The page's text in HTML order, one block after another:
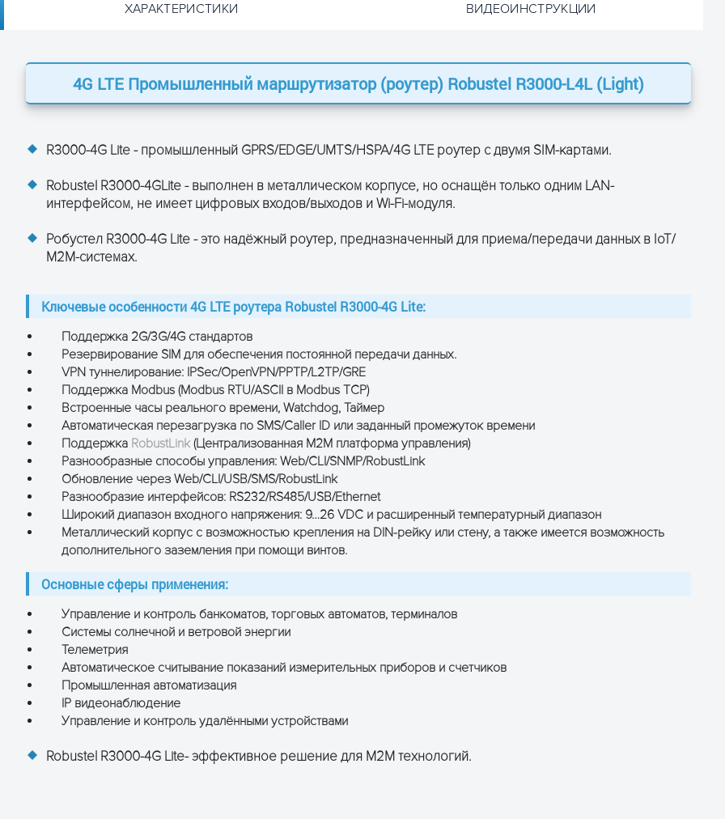
ХАРАКТЕРИСТИКИ
ВИДЕОИНСТРУКЦИИ
4G LTE Промышленный маршрутизатор (роутер) Robustel R3000-L4L (Light)
R3000-4G Lite - промышленный GPRS/EDGE/UMTS/HSPA/4G LTE роутер с двумя SIM-картами.
Robustel R3000-4GLite - выполнен в металлическом корпусе, но оснащён только одним LAN-
интерфейсом, не имеет цифровых входов/выходов и Wi-Fi-модуля.
Робустел R3000-4G Lite - это надёжный роутер, предназначенный для приема/передачи данных в IoT/
М2М-системах.
Ключевые особенности 4G LTE роутера Robustel R3000-4G Lite:
Поддержка 2G/3G/4G стандартов
Резервирование SIM для обеспечения постоянной передачи данных.
VPN туннелирование: IPSec/OpenVPN/PPTP/L2TP/GRE
Поддержка Modbus (Modbus RTU/ASCII в Modbus TCP)
Встроенные часы реального времени, Watchdog, Таймер
Автоматическая перезагрузка по SMS/Caller ID или заданный промежуток времени
Поддержка RobustLink (Централизованная M2M платформа управления)
Разнообразные способы управления: Web/CLI/SNMP/RobustLink
Обновление через Web/CLI/USB/SMS/RobustLink
Разнообразие интерфейсов: RS232/RS485/USB/Ethernet
Широкий диапазон входного напряжения: 9…26 VDC и расширенный температурный диапазон
Металлический корпус с возможностью крепления на DIN-рейку или стену, а также имеется возможность
дополнительного заземления при помощи винтов.
Основные сферы применения:
Управление и контроль банкоматов, торговых автоматов, терминалов
Системы солнечной и ветровой энергии
Телеметрия
Автоматическое считывание показаний измерительных приборов и счетчиков
Промышленная автоматизация
IP видеонаблюдение
Управление и контроль удалёнными устройствами
Robustel R3000-4G Lite- эффективное решение для M2M технологий.
(роутер) Robustel R3000-L4L
класс 10
с (DL/UL)
(DL/UL)
колодка с замком
NAT, DMZ, RIP v1/v2, OSPF, DDNS, VRRP, HTTP, HTTPs,
RobustLink
RTU/ASCII в Modbus TCP, виртуальный COM (COM
управления
(в пике) @ 12 В
ОСТАВЬТЕ ЗАЯВКУ
Robustel R3000-L4L:
ОСТАВЬТЕ ЗАЯВКУ